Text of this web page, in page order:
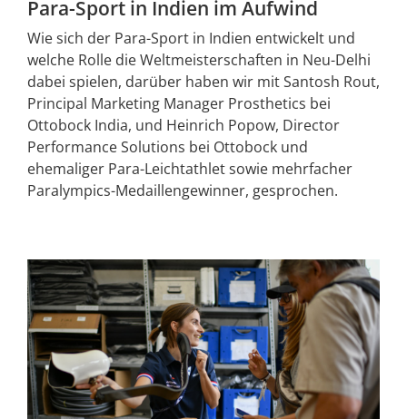
Para-Sport in Indien im Aufwind
Wie sich der Para-Sport in Indien entwickelt und
welche Rolle die Weltmeisterschaften in Neu-Delhi
dabei spielen, darüber haben wir mit Santosh Rout,
Principal Marketing Manager Prosthetics bei
Ottobock India, und Heinrich Popow, Director
Performance Solutions bei Ottobock und
ehemaliger Para-Leichtathlet sowie mehrfacher
Paralympics-Medaillengewinner, gesprochen.